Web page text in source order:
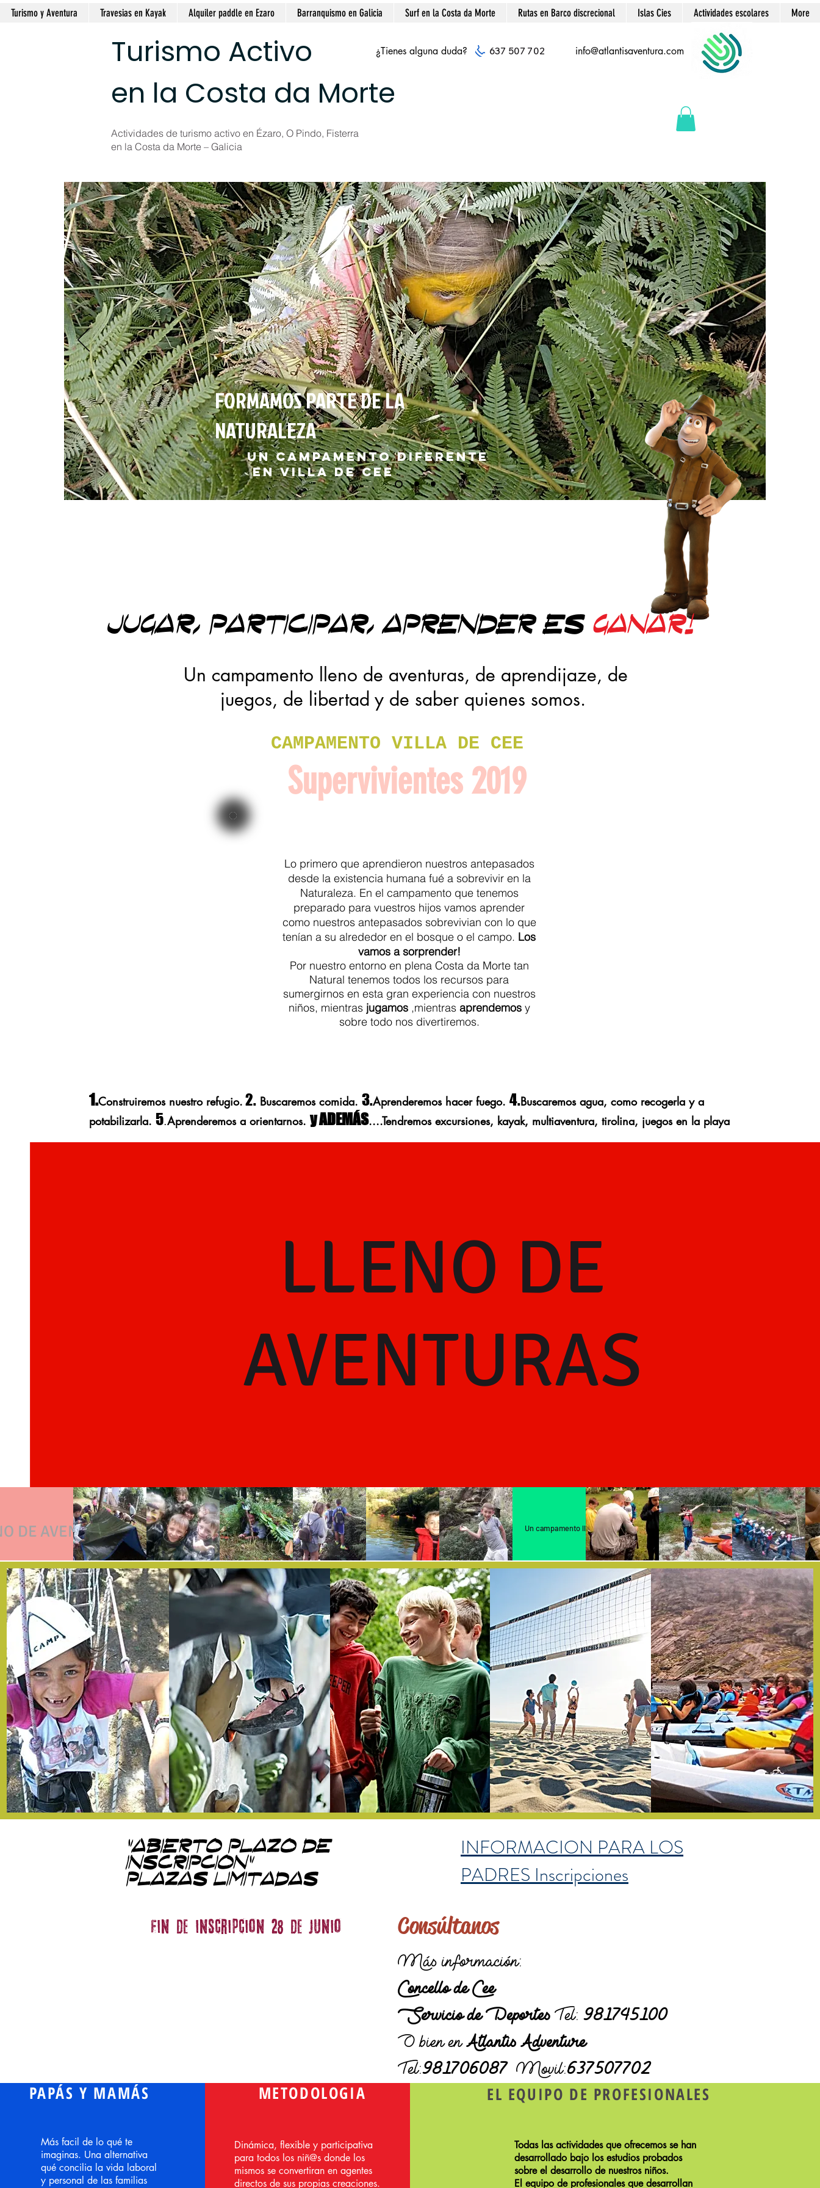
Turismo y Aventura Travesias en Kayak Alquiler paddle en Ezaro Barranquismo en Galicia Surf en la Costa da Morte Rutas en Barco discrecional Islas Cies Actividades escolares More
637 507 702
¿Tienes alguna duda? info@atlantisaventura.com
Turismo Activo
en la Costa da Morte
Actividades de turismo activo en Ézaro, O Pindo, Fisterra
en la Costa da Morte – Galicia
FORMAMOS PARTE DE LA
NATURALEZA
UN CAMPAMENTO DIFERENTE
EN VILLA DE CEE
jugar, participar, aprender es ganar!
Un campamento lleno de aventuras, de aprendijaze, de
juegos, de libertad y de saber quienes somos.
Lo primero que aprendieron nuestros antepasados
desde la existencia humana fué a sobrevivir en la
Naturaleza. En el campamento que tenemos
preparado para vuestros hijos vamos aprender
como nuestros antepasados sobrevivian con lo que
tenían a su alrededor en el bosque o el campo. Los
vamos a sorprender!
Por nuestro entorno en plena Costa da Morte tan
Natural tenemos todos los recursos para
sumergirnos en esta gran experiencia con nuestros
niños, mientras jugamos,mientras aprendemosy
sobre todo nos divertiremos.
CAMPAMENTO VILLA DE CEE
Supervivientes 2019
1.Construiremos nuestro refugio. 2. Buscaremos comida. 3.Aprenderemos hacer fuego. 4.Buscaremos agua, como recogerla y a
potabilizarla. 5.Aprenderemos a orientarnos. y ADEMÁS....Tendremos excursiones, kayak, multiaventura, tirolina, juegos en la playa
LLENO DE
AVENTURAS
DE AVENTURAS Un campamento lleno de vida
"abierto plazo de
inscripcion"
plazas limitadas
FIN DE INSCRIPCION 28 DE JUNIO
INFORMACION PARA LOS
PADRES Inscripciones
Consúltanos
Más información:
Concello de Cee
Servicio de DeportesTel: 981745100
O bien enAtlantis Adventure
Tel:981706087Movil:637507702
PAPÁS Y MAMÁS
Más facil de lo qué te
imaginas. Una alternativa
qué concilia la vida laboral
y personal de las familias
METODOLOGIA
Dinámica, flexible y participativa
para todos los niñ@s donde los
mismos se convertiran en agentes
directos de sus propias creaciones.
EL EQUIPO DE PROFESIONALES
Todas las actividades que ofrecemos se han
desarrollado bajo los estudios probados
sobre el desarrollo de nuestros niños.
El equipo de profesionales que desarrollan